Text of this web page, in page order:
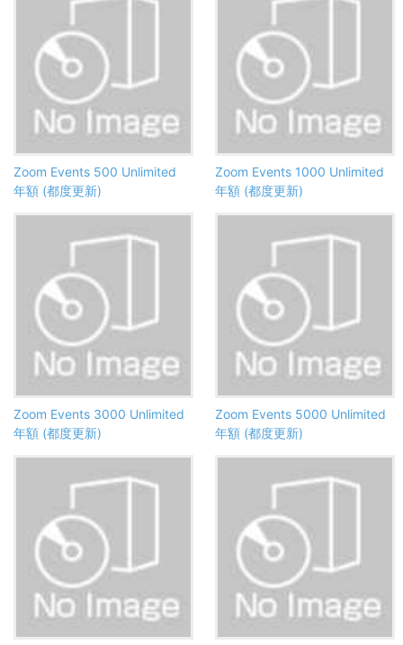
Zoom Events 500 Unlimited
年額 (都度更新)
Zoom Events 1000 Unlimited
年額 (都度更新)
Zoom Events 3000 Unlimited
年額 (都度更新)
Zoom Events 5000 Unlimited
年額 (都度更新)